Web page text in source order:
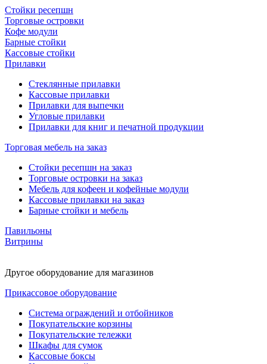
Стойки ресепшн
Торговые островки
Кофе модули
Барные стойки
Кассовые стойки
Прилавки
Стеклянные прилавки
Кассовые прилавки
Прилавки для выпечки
Угловые прилавки
Прилавки для книг и печатной продукции
Торговая мебель на заказ
Стойки ресепшн на заказ
Торговые островки на заказ
Мебель для кофеен и кофейные модули
Кассовые прилавки на заказ
Барные стойки и мебель
Павильоны
Витрины
Другое оборудование для магазинов
Прикассовое оборудование
Система ограждений и отбойников
Покупательские корзины
Покупательские тележки
Шкафы для сумок
Кассовые боксы